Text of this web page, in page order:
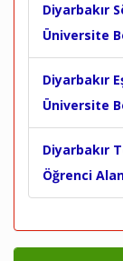
Diyarbakır
Üniversite
Diyarbakır
Üniversite
Diyarbakır
Öğrenci